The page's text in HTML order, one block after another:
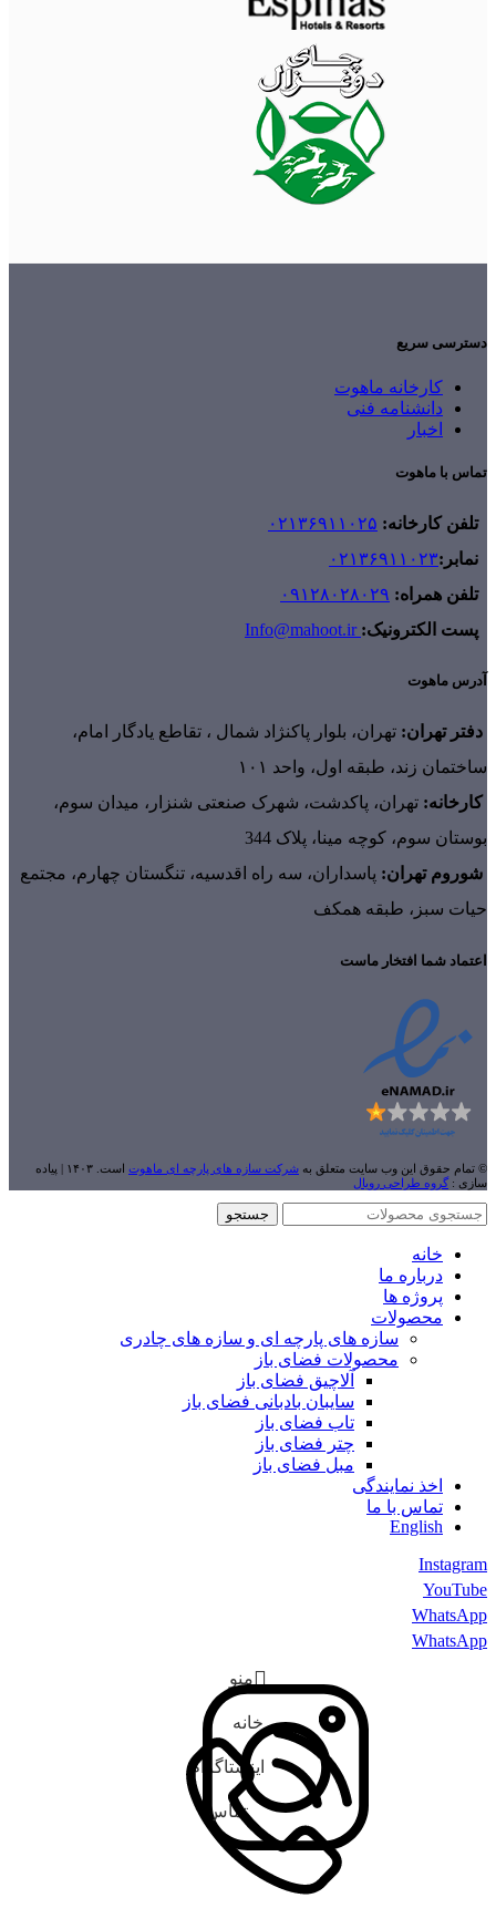
دسترسی سریع
کارخانه ماهوت
دانشنامه فنی
اخبار
تماس با ماهوت
تلفن کارخانه: ۰۲۱۳۶۹۱۱۰۲۵
نمابر:۰۲۱۳۶۹۱۱۰۲۳
تلفن همراه: ۰۹۱۲۸۰۲۸۰۲۹
پست الکترونیک:
آدرس ماهوت
دفتر تهران: تهران، بلوار پاکنژاد شمال ، تقاطع یادگار امام،
ساختمان زند، طبقه اول، واحد ۱۰۱
کارخانه: تهران، پاکدشت، شهرک صنعتی شنزار، میدان سوم،
بوستان سوم، کوچه مینا، پلاک 344
شوروم تهران: پاسداران، سه راه اقدسیه، تنگستان چهارم، مجتمع
حیات سبز، طبقه همکف
اعتماد شما افتخار ماست
© تمام حقوق این وب سایت متعلق به شرکت سازه های پارچه ای ماهوت
است. ۱۴۰۳ | پیاده
سازی : گروه طراحی رویال
جستجو
خانه
درباره ما
پروژه ها
محصولات
سازه های پارچه ای و سازه های چادری
محصولات فضای باز
آلاچیق فضای باز
سایبان بادبانی فضای باز
تاب فضای باز
چتر فضای باز
مبل فضای باز
اخذ نمایندگی
تماس با ما
English
Instagram
YouTube
WhatsApp
WhatsApp
منو
خانه
اینستاگرام
تماس